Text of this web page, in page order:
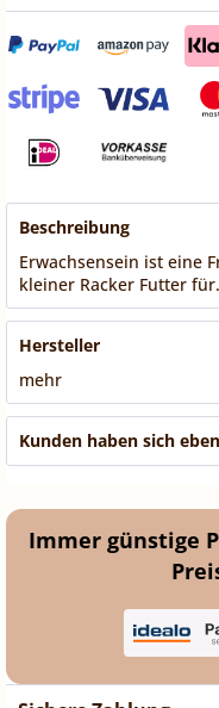
Beschreibung
Erwachsensein ist eine
kleiner Racker Futter
Hersteller
mehr
Kunden haben sich
Immer günstige